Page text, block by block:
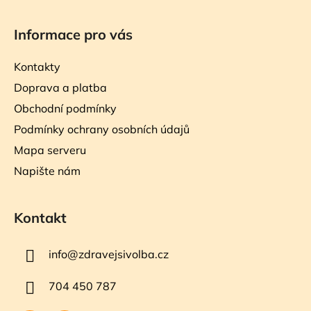
Informace pro vás
Kontakty
Doprava a platba
Obchodní podmínky
Podmínky ochrany osobních údajů
Mapa serveru
Napište nám
Kontakt
info@zdravejsivolba.cz
704 450 787